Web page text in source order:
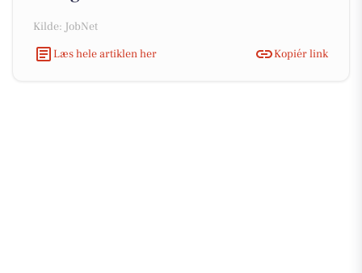
Kilde: JobNet
Læs hele artiklen her
Kopiér link